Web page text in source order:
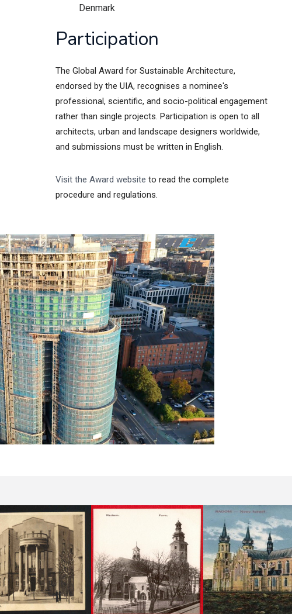
Denmark
Participation
The Global Award for Sustainable Architecture,
endorsed by the UIA, recognises a nominee's
professional, scientific, and socio-political engagement
rather than single projects. Participation is open to all
architects, urban and landscape designers worldwide,
and submissions must be written in English.
Visit the Award website to read the complete
procedure and regulations.